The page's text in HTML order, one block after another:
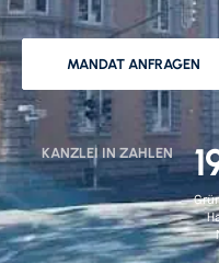
MANDAT ANFRAGEN
KANZLEI IN ZAHLEN